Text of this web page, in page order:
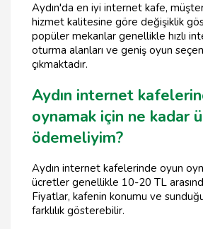
Aydın'da en iyi internet kafe,
hizmet kalitesine göre değişiklik
popüler mekanlar genellikle hızlı
oturma alanları ve geniş oyun
çıkmaktadır.
Aydın internet
oynamak için ne kadar
ödemeliyim?
Aydın internet kafelerinde oyun
ücretler genellikle 10-20 TL
Fiyatlar, kafenin konumu ve
farklılık gösterebilir.